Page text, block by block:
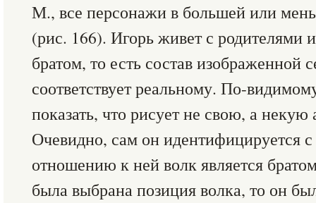
М., все персонажи в большей или
(рис. 166). Игорь живет с родителями
братом, то есть состав изображенной
соответствует реальному. По-
показать, что рисует не свою, а
Очевидно, сам он идентифицируется
отношению к ней волк является
была выбрана позиция волка, то он